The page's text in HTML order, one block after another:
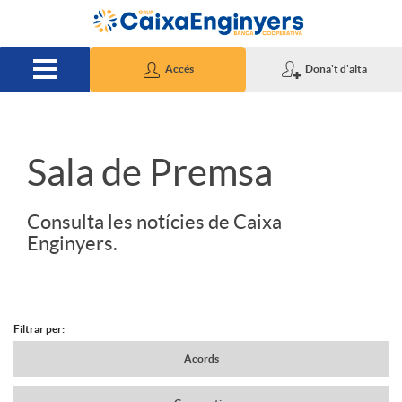
Salta al contingut principal
Accés Dona't d'alta
S
d
Sala de Premsa
Consulta les notícies de Caixa
Enginyers.
N
Filtrar per:
Acords